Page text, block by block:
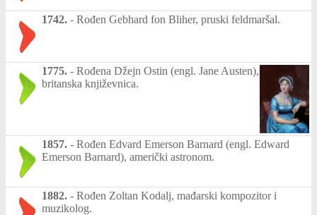
1742. - Rođen Gebhard fon Bliher, pruski feldmaršal.
1775. - Rođena Džejn Ostin (engl. Jane Austen),
britanska književnica.
1857. - Rođen Edvard Emerson Barnard (engl. Edward
Emerson Barnard), američki astronom.
1882. - Rođen Zoltan Kodalj, mađarski kompozitor i
muzikolog.